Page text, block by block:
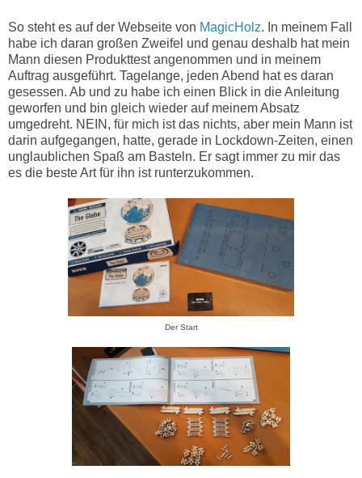
So steht es auf der Webseite von MagicHolz. In meinem Fall
habe ich daran großen Zweifel und genau deshalb hat mein
Mann diesen Produkttest angenommen und in meinem
Auftrag ausgeführt. Tagelange, jeden Abend hat es daran
gesessen. Ab und zu habe ich einen Blick in die Anleitung
geworfen und bin gleich wieder auf meinem Absatz
umgedreht. NEIN, für mich ist das nichts, aber mein Mann ist
darin aufgegangen, hatte, gerade in Lockdown-Zeiten, einen
unglaublichen Spaß am Basteln. Er sagt immer zu mir das
es die beste Art für ihn ist runterzukommen.
Der Start